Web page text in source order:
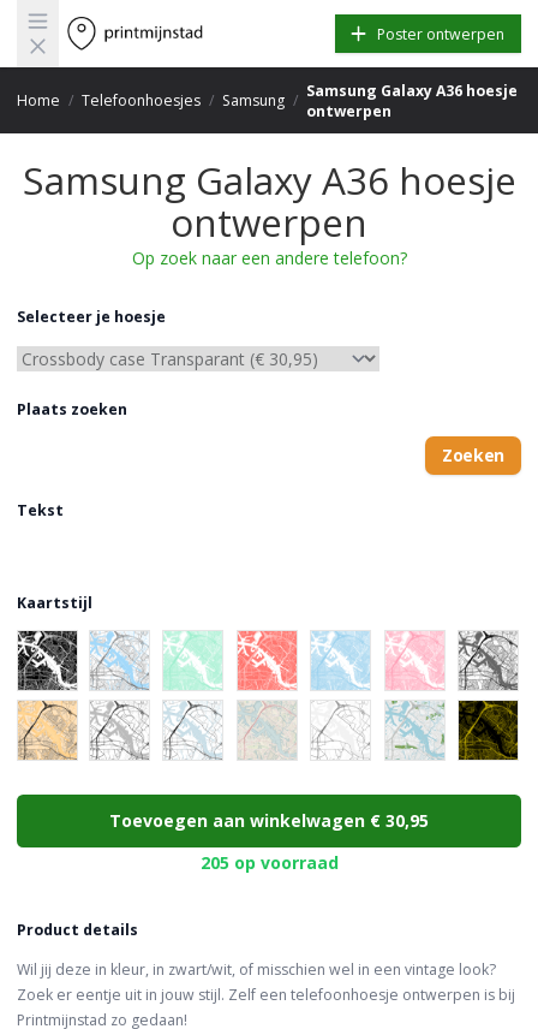
Open main menu Poster ontwerpen
Home / Telefoonhoesjes / Samsung / Samsung Galaxy A36 hoesje
ontwerpen
Samsung Galaxy A36 hoesje
ontwerpen
Op zoek naar een andere telefoon?
Selecteer je hoesje
Plaats zoeken
Zoeken
Tekst
Kaartstijl
Choose a color
Toevoegen aan winkelwagen € 30,95
205 op voorraad
Product details
Wil jij deze in kleur, in zwart/wit, of misschien wel in een vintage look?
Zoek er eentje uit in jouw stijl. Zelf een telefoonhoesje ontwerpen is bij
Printmijnstad zo gedaan!